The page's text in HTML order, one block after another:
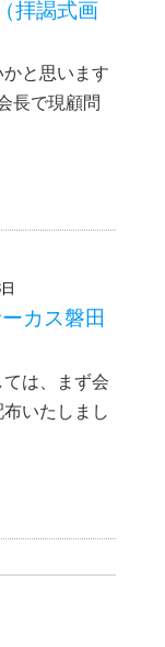
拝謁式画
と思います
長で現顧問
カス磐田
は、まず会
いたしまし